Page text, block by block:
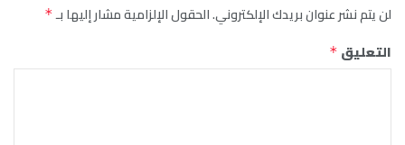
لن يتم نشر عنوان بريدك الإلكتروني.الحقول الإلزامية مشار إليها بـ*
التعليق *